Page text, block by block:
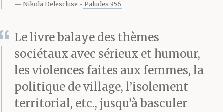
Nikola Delescluse Paludes 956
Le livre balaye des thèmes
sociétaux avec sérieux et humour,
les violences faites aux femmes, la
politique de village, l’isolement
territorial, etc., jusqu’à basculer